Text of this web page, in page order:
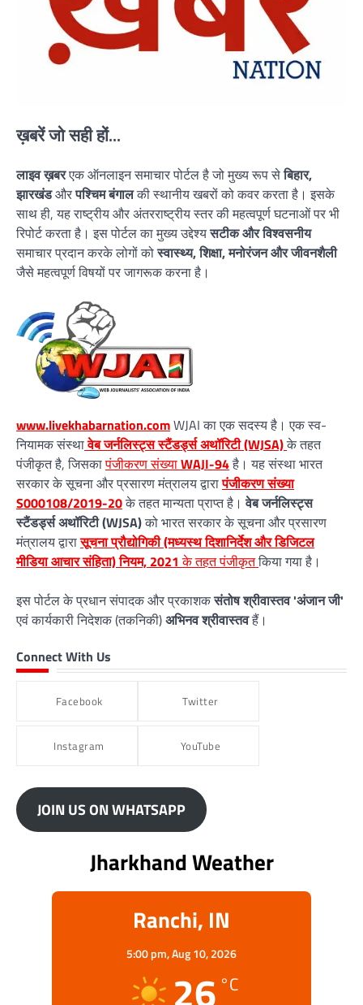
ख़बरें जो सही हों...
लाइव ख़बरएक ऑनलाइन समाचार पोर्टल है जो मुख्य रूप सेबिहार,
झारखंडऔरपश्चिम बंगालकी स्थानीय खबरों को कवर करता है। इसके
साथ ही, यह राष्ट्रीय और अंतरराष्ट्रीय स्तर की महत्वपूर्ण घटनाओं पर भी
रिपोर्ट करता है। इस पोर्टल का मुख्य उद्देश्यसटीक और विश्वसनीय
समाचार प्रदान करके लोगों कोस्वास्थ्य, शिक्षा, मनोरंजन और जीवनशैली
जैसे महत्वपूर्ण विषयों पर जागरूक करना है।
www.livekhabarnation.comWJAI का एक सदस्य है। एक स्व-
नियामक संस्थावेब जर्नलिस्ट्स स्टैंडर्ड्स अथॉरिटी (WJSA)के तहत
पंजीकृत है, जिसकापंजीकरण संख्याWAJI-94है। यह संस्था भारत
सरकार के सूचना और प्रसारण मंत्रालय द्वारापंजीकरण संख्या
S000108/2019-20के तहत मान्यता प्राप्त है।वेब जर्नलिस्ट्स
स्टैंडर्ड्स अथॉरिटी (WJSA)को भारत सरकार के सूचना और प्रसारण
मंत्रालय द्वारासूचना प्रौद्योगिकी (मध्यस्थ दिशानिर्देश और डिजिटल
मीडिया आचार संहिता) नियम, 2021 के तहत पंजीकृतकिया गया है।
इस पोर्टल के प्रधान संपादक और प्रकाशकसंतोष श्रीवास्तव 'अंजान जी'
एवं कार्यकारी निदेशक (तकनिकी)अभिनव श्रीवास्तवहैं।
Connect With Us
Facebook Twitter
Instagram YouTube
JOIN US ON WHATSAPP
Jharkhand Weather
Ranchi, IN
5:00 pm,Aug 10, 2026
°C